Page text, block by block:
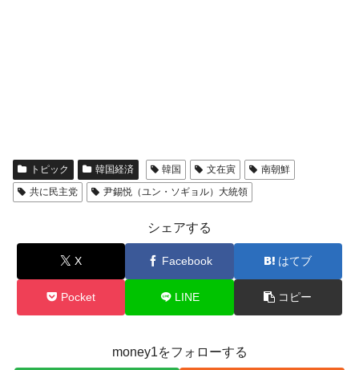
トピック 韓国経済 韓国 文在寅
南朝鮮
共に民主党
尹錫悦（ユン・ソギョル）大統領
シェアする
X Facebook はてブ
Pocket LINE コピー
money1をフォローする